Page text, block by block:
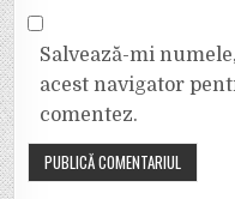
Salvează-mi
acest navigator
comentez.